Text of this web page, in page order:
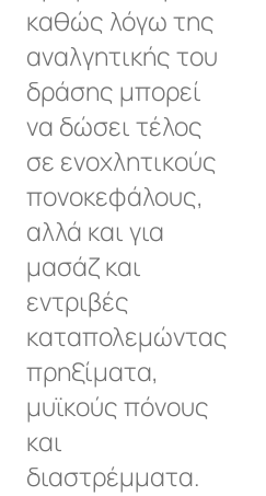
καθώς λόγω της
αναλγητικής του
δράσης μπορεί
να δώσει τέλος
σε ενοχλητικούς
πονοκεφάλους,
αλλά και για
μασάζ και
εντριβές
καταπολεμώντας
πρηξίματα,
μυϊκούς πόνους
και
διαστρέμματα.